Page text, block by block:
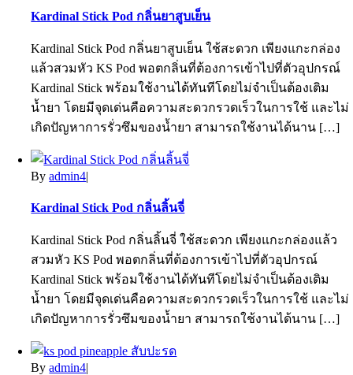
Kardinal Stick Pod กลิ่นยาสูบเย็น
Kardinal Stick Pod กลิ่นยาสูบเย็น ใช้สะดวก เพียงแกะกล่อง
แล้วสวมหัว KS Pod พอตกลิ่นที่ต้องการเข้าไปที่ตัวอุปกรณ์
Kardinal Stick พร้อมใช้งานได้ทันทีโดยไม่จำเป็นต้องเติม
น้ำยา โดยมีจุดเด่นคือความสะดวกรวดเร็วในการใช้ และไม่
เกิดปัญหาการรั่วซึมของน้ำยา สามารถใช้งานได้นาน […]
Byadmin4|
Kardinal Stick Pod กลิ่นลิ้นจี่
Kardinal Stick Pod กลิ่นลิ้นจี่ ใช้สะดวก เพียงแกะกล่องแล้ว
สวมหัว KS Pod พอตกลิ่นที่ต้องการเข้าไปที่ตัวอุปกรณ์
Kardinal Stick พร้อมใช้งานได้ทันทีโดยไม่จำเป็นต้องเติม
น้ำยา โดยมีจุดเด่นคือความสะดวกรวดเร็วในการใช้ และไม่
เกิดปัญหาการรั่วซึมของน้ำยา สามารถใช้งานได้นาน […]
Byadmin4|